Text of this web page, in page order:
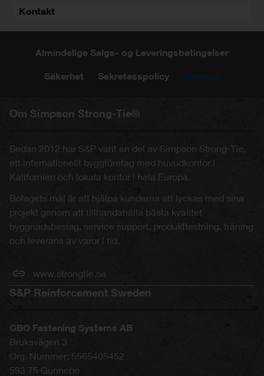
Kontakt
Almindelige Salgs- og Leveringsbetingelser
Säkerhet Sekretesspolicy
Om Simpson Strong-Tie®
Sedan 2012 har S&P varit en del av Simpson Strong-Tie,
ett internationellt byggföretag med huvudkontor i
Kalifornien och lokala kontor i hela Europa.
Bolagets mål är att hjälpa kunderna att lyckas med sina
projekt genom att tillhandahålla bästa kvalitet
byggnadsbeslag, service support, produkttestning, träning
och leverans av varor i tid.
www.strongtie.se
S&P Reinforcement Sweden
GBO Fastening Systems AB
Bruksvägen 3
Org. Nummer: 5565405452
593 75 Gunnebo